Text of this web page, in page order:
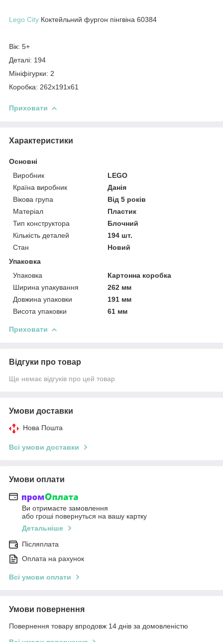
Lego City Коктейльний фургон пінгвіна 60384
Вік: 5+
Деталі: 194
Мініфігурки: 2
Коробка: 262х191х61
Приховати
Характеристики
Основні
Виробник
LEGO
Країна виробник
Данія
Вікова група
Від 5 років
Матеріал
Пластик
Тип конструктора
Блочний
Кількість деталей
194 шт.
Стан
Новий
Упаковка
Упаковка
Картонна коробка
Ширина упакування
262 мм
Довжина упаковки
191 мм
Висота упаковки
61 мм
Приховати
Відгуки про товар
Ще немає відгуків про цей товар
Умови доставки
Нова Пошта
Всі умови доставки
Умови оплати
Ви отримаєте замовлення
або гроші повернуться на вашу картку
Детальніше
Післяплата
Оплата на рахунок
Всі умови оплати
Умови повернення
Повернення товару впродовж 14 днів за домовленістю